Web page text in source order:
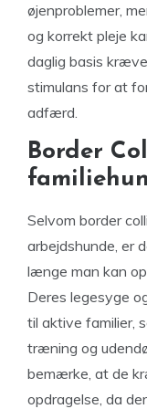
øjenproblemer,
og korrekt pleje
daglig basis
stimulans for at
adfærd.
Border
Selvom border
arbejdshunde, er
længe man kan
Deres legesyge
til aktive familier,
træning og
bemærke, at de
opdragelse, da